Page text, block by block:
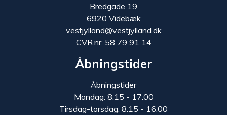
Bredgade 19
6920 Videbæk
vestjylland@vestjylland.dk
CVR.nr. 58 79 91 14
Åbningstider
Åbningstider
Mandag: 8.15 - 17.00
Tirsdag-torsdag: 8.15 - 16.00